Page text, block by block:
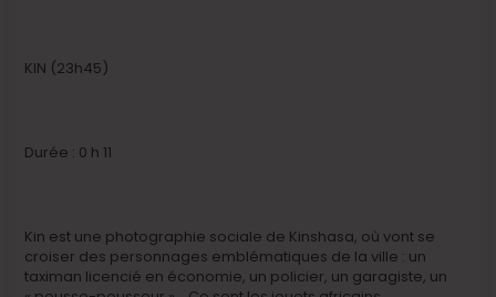
KIN (23h45)
Durée : 0 h 11
Kin est une photographie sociale de Kinshasa, où vont se
croiser des personnages emblématiques de la ville : un
taximan licencié en économie, un policier, un garagiste, un